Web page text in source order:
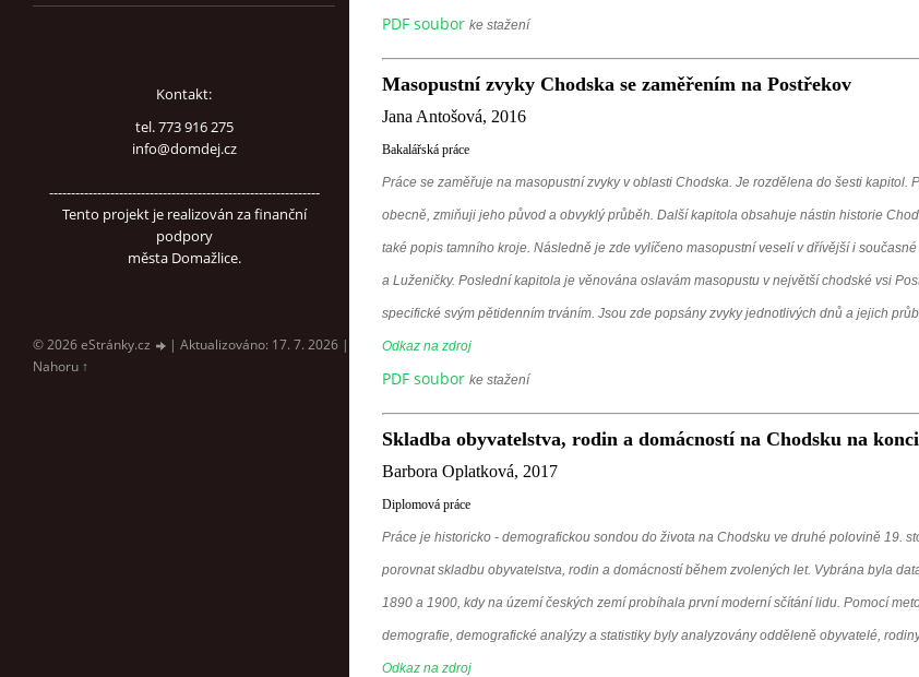
Kontakt:
tel. 773 916 275
info@domdej.cz
--------------------------------------------------------------
Tento projekt je realizován za finanční
podpory
města Domažlice.
© 2026 eStránky.cz | Aktualizováno: 17. 7. 2026 |
Nahoru ↑
PDF soubor ke stažení
Masopustní zvyky Chodska se zaměřením na Postřekov
Jana Antošová, 2016
Bakalářská práce
Práce se zaměřuje na masopustní zvyky v oblasti Chodska. Je rozdělena do šesti kapitol.
obecně, zmiňuji jeho původ a obvyklý průběh. Další kapitola obsahuje nástin historie
také popis tamního kroje. Následně je zde vylíčeno masopustní veselí v dřívější i
a Luženičky. Poslední kapitola je věnována oslavám masopustu v největší chodské vsi
specifické svým pětidenním trváním. Jsou zde popsány zvyky jednotlivých dnů a jejich
Odkaz na zdroj
PDF soubor ke stažení
Skladba obyvatelstva, rodin a domácností na Chodsku na
Barbora Oplatková, 2017
Diplomová práce
Práce je historicko - demografickou sondou do života na Chodsku ve druhé polovině 19.
porovnat skladbu obyvatelstva, rodin a domácností během zvolených let. Vybrána byla
1890 a 1900, kdy na území českých zemí probíhala první moderní sčítání lidu. Pomocí
demografie, demografické analýzy a statistiky byly analyzovány odděleně obyvatelé,
Odkaz na zdroj